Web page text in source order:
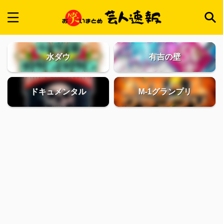
水ダウ 有吉の壁
ドキュメンタル M-1グランプリ